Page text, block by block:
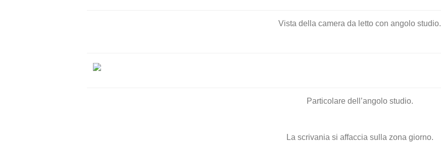
Vista della camera da letto con angolo studio.
Particolare dell’angolo studio.
La scrivania si affaccia sulla zona giorno.